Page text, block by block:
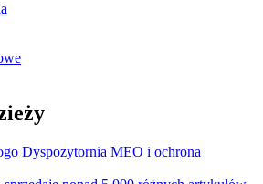
Dyspozytornia MEO i ochrona